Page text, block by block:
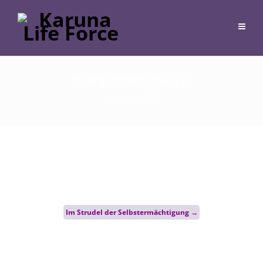
navigation
Im Strudel der Selbstermächtigung →